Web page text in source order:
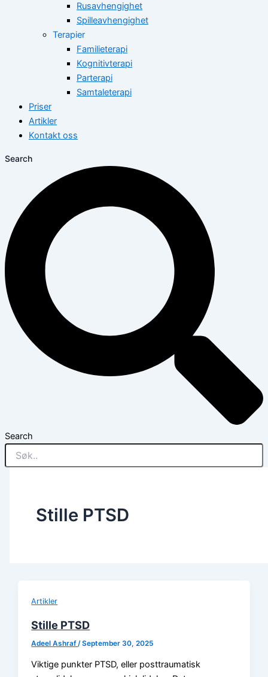
Rusavhengighet
Spilleavhengighet
Terapier
Familieterapi
Kognitivterapi
Parterapi
Samtaleterapi
Priser
Artikler
Kontakt oss
Search
Search
Stille PTSD
Artikler
Stille PTSD
Adeel Ashraf /September 30, 2025
Viktige punkter PTSD, eller posttraumatisk